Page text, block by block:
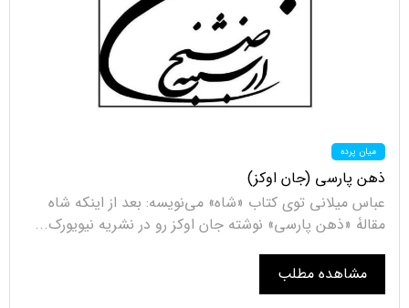
میان پرده
ذهن پارسی (جان اوکز)
عباس میلانی توی کتاب «شاه» می‌نویسه: بعد از اینکه شاه
مقالۀ «ذهن پارسی» نوشته جان اوکز رو در نشریه نیویورک...
مشاهده مطلب